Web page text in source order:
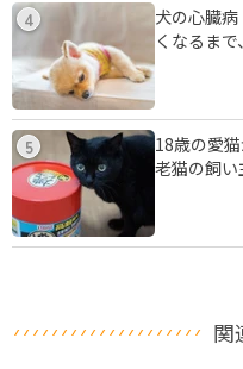
4
犬の心臓
くなるま
5
18歳の愛
老猫の飼
関